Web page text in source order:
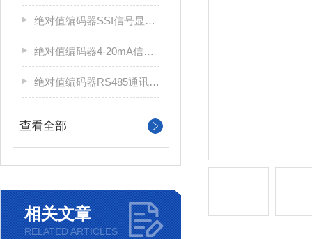
绝对值编码器SSI信号显示仪表GP1312RL/CH
绝对值编码器4-20mA信号显示仪表CH6
绝对值编码器RS485通讯信号数显表XSDU
查看全部
相关文章
RELATED ARTICLES